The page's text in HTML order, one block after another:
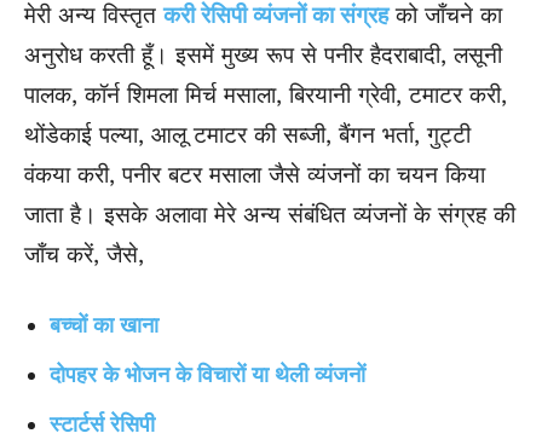
मेरी अन्य विस्तृतकरी रेसिपी व्यंजनों का संग्रहको जाँचने का
अनुरोध करती हूँ। इसमें मुख्य रूप से पनीर हैदराबादी, लसूनी
पालक, कॉर्न शिमला मिर्च मसाला, बिरयानी ग्रेवी, टमाटर करी,
थोंडेकाई पल्या, आलू टमाटर की सब्जी, बैंगन भर्ता, गुट्टी
वंकया करी, पनीर बटर मसाला जैसे व्यंजनों का चयन किया
जाता है। इसके अलावा मेरे अन्य संबंधित व्यंजनों के संग्रह की
जाँच करें, जैसे,
बच्चों का खाना
दोपहर के भोजन के विचारों या थेली व्यंजनों
स्टार्टर्स रेसिपी